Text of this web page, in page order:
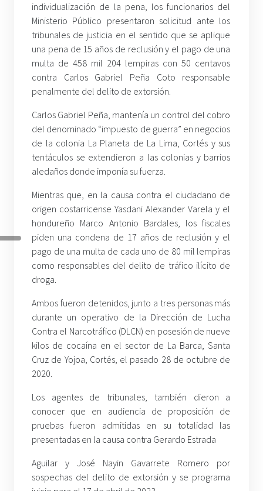
individualización de la pena, los funcionarios del
Ministerio Público presentaron solicitud ante los
tribunales de justicia en el sentido que se aplique
una pena de 15 años de reclusión y el pago de una
multa de 458 mil 204 lempiras con 50 centavos
contra Carlos Gabriel Peña Coto responsable
penalmente del delito de extorsión.
Carlos Gabriel Peña, mantenía un control del cobro
del denominado “impuesto de guerra” en negocios
de la colonia La Planeta de La Lima, Cortés y sus
tentáculos se extendieron a las colonias y barrios
aledaños donde imponía su fuerza.
Mientras que, en la causa contra el ciudadano de
origen costarricense Yasdani Alexander Varela y el
hondureño Marco Antonio Bardales, los fiscales
piden una condena de 17 años de reclusión y el
pago de una multa de cada uno de 80 mil lempiras
como responsables del delito de tráfico ilícito de
droga.
Ambos fueron detenidos, junto a tres personas más
durante un operativo de la Dirección de Lucha
Contra el Narcotráfico (DLCN) en posesión de nueve
kilos de cocaína en el sector de La Barca, Santa
Cruz de Yojoa, Cortés, el pasado 28 de octubre de
2020.
Los agentes de tribunales, también dieron a
conocer que en audiencia de proposición de
pruebas fueron admitidas en su totalidad las
presentadas en la causa contra Gerardo Estrada
Aguilar y José Nayin Gavarrete Romero por
sospechas del delito de extorsión y se programa